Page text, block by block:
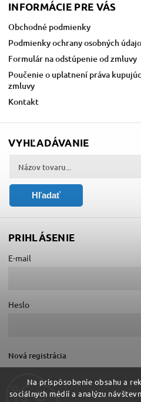
Na prispôsobenie obsahu a
sociálnych médií a analýzu
INFORMÁCIE PRE VÁS
Obchodné podmienky
Podmienky ochrany osobných
Formulár na odstúpenie od zmluvy
Poučenie o uplatnení práva
zmluvy
Kontakt
VYHĽADÁVANIE
Hľadať
PRIHLÁSENIE
E-mail
Heslo
Nová registrácia
Zabudnuté heslo